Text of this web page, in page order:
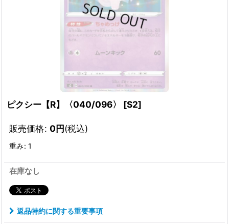
ピクシー【R】〈040/096〉 [S2]
販売価格: 0円(税込)
重み: 1
在庫なし
返品特約に関する重要事項